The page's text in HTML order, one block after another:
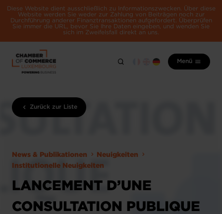
Diese Website dient ausschließlich zu Informationszwecken. Über diese
Website werden Sie weder zur Zahlung von Beiträgen noch zur
Durchführung anderer Finanztransaktionen aufgefordert. Überprüfen
Sie immer die URL, bevor Sie Ihre Daten eingeben, und wenden Sie
sich im Zweifelsfall direkt an uns.
Menü
Zurück zur Liste
News & Publikationen
Neuigkeiten
Institutionelle Neuigkeiten
LANCEMENT D’UNE
CONSULTATION PUBLIQUE